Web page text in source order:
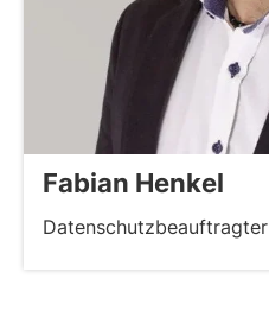
Fabian Henkel
Datenschutzbeauftragter